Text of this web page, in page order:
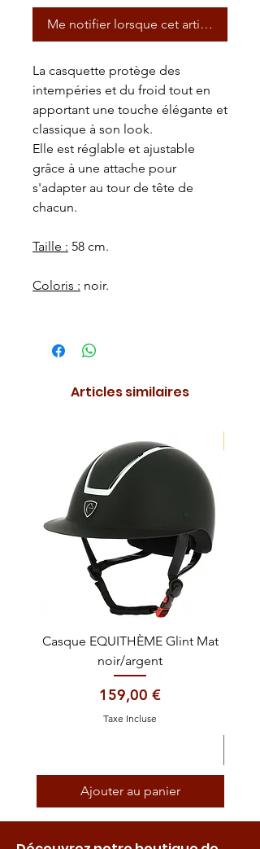
Me notifier lorsque cet article est
La casquette protège des
intempéries et du froid tout en
apportant une touche élégante et
classique à son look.
Elle est réglable et ajustable
grâce à une attache pour
s'adapter au tour de tête de
chacun.
Taille : 58 cm.
Coloris : noir.
Articles similaires
Casque EQUITHÈME Glint Mat
noir/argent
Prix
159,00 €
Taxe Incluse
Ajouter au panier